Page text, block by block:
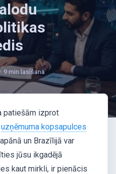
9 min lasīšana
patiešām izprot
uzņēmuma kopsapulces
un Brazīlijā var
jūsu ikgadējā
kaut mirkli, ir pienācis